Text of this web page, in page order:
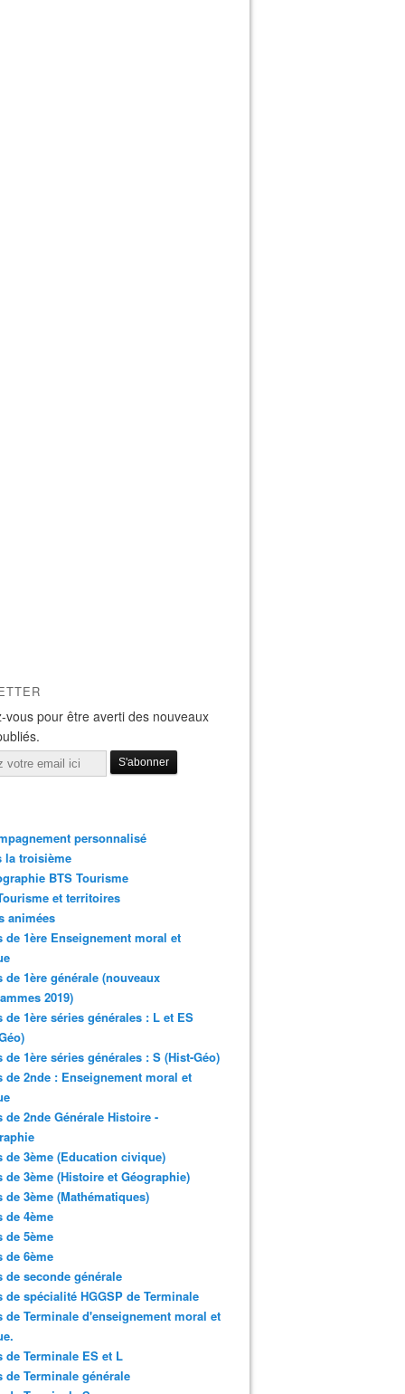
vous pour être averti des nouveaux
personnalisé
la troisième
BTS Tourisme
et territoires
animées
de 1ère Enseignement moral et
de 1ère générale (nouveaux
2019)
de 1ère séries générales : L et ES
de 1ère séries générales : S (Hist-Géo)
de 2nde : Enseignement moral et
de 2nde Générale Histoire -
de 3ème (Education civique)
de 3ème (Histoire et Géographie)
de 3ème (Mathématiques)
de 4ème
de 5ème
de 6ème
de seconde générale
de spécialité HGGSP de Terminale
de Terminale d'enseignement moral et
de Terminale ES et L
de Terminale générale